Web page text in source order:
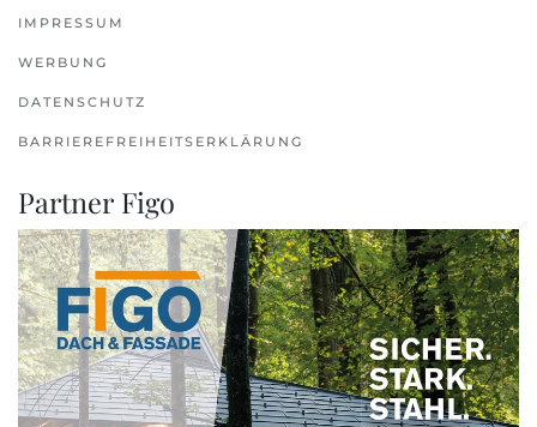
IMPRESSUM
WERBUNG
DATENSCHUTZ
BARRIEREFREIHEITSERKLÄRUNG
Partner Figo